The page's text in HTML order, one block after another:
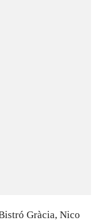
Gràcia, Nico